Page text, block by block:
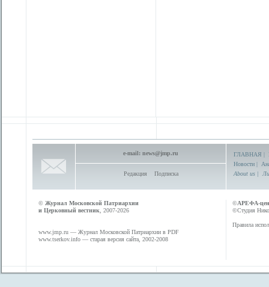
e-mail: news@jmp.ru
Редакция Подписка
ГЛАВНАЯ |
Новости |
About us |
© Журнал Московской Патриархии
и Церковный вестник , 2007-2026
www.jmp.ru — Журнал Московской Патриархии в PDF
www.tserkov.info — старая версия сайта, 2002-2008
©АРЕФА-
©Студия
Правила